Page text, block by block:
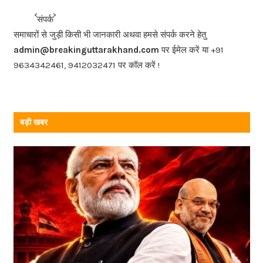
b
o
o
k
संपर्क
समाचारों से जुड़ी किसी भी जानकारी अथवा हमसे संपर्क करने हेतु
admin@breakinguttarakhand.com पर ईमेल करें या +91
9634342461, 9412032471 पर कॉल करें !
बड़ी खबर